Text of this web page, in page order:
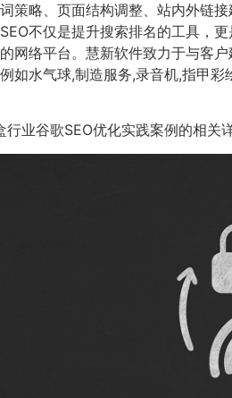
策略、页面结构调整、站内外链
不仅是提升搜索排名的工具，
网络平台。慧新软件致力于与客
如水气球,制造服务,录音机,指甲
业谷歌SEO优化实践案例的相关